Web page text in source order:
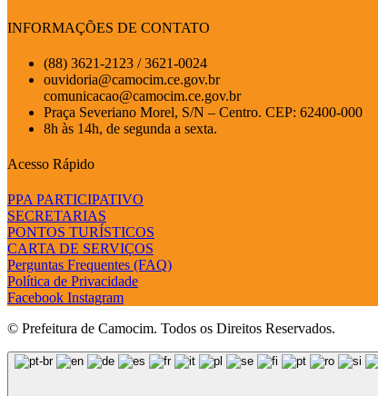
INFORMAÇÕES DE CONTATO
(88) 3621-2123 / 3621-0024
ouvidoria@camocim.ce.gov.br
comunicacao@camocim.ce.gov.br
Praça Severiano Morel, S/N – Centro. CEP: 62400-000
8h às 14h, de segunda a sexta.
Acesso Rápido
PPA PARTICIPATIVO
SECRETARIAS
PONTOS TURÍSTICOS
CARTA DE SERVIÇOS
Perguntas Frequentes (FAQ)
Política de Privacidade
Facebook Instagram
© Prefeitura de Camocim. Todos os Direitos Reservados.